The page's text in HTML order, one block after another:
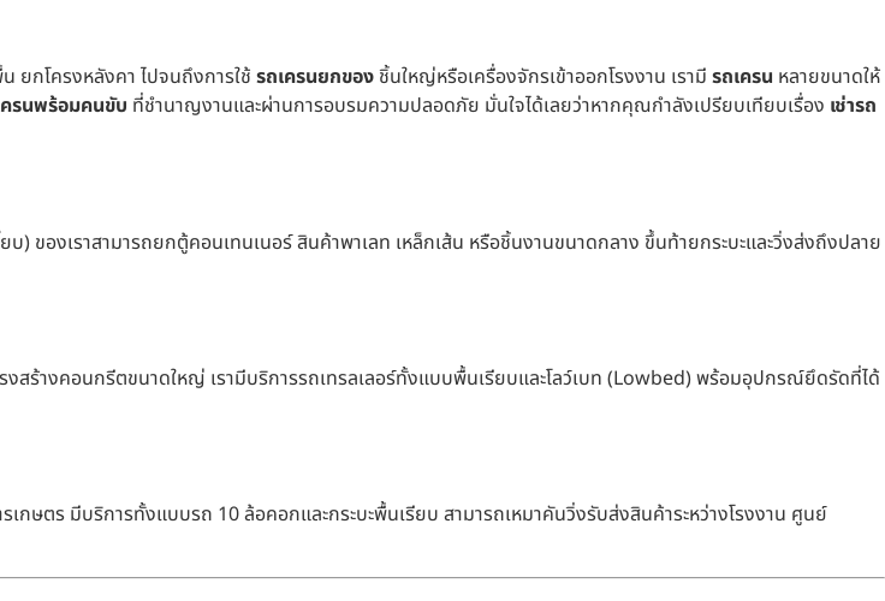
กโครงหลังคา ไปจนถึงการใช้ รถเครนยกของชิ้นใหญ่หรือเครื่องจักรเข้าออกโรงงาน เรามี รถเครน หลายขนาดให้
รนพร้อมคนขับ ที่ชำนาญงานและผ่านการอบรมความปลอดภัย มั่นใจได้เลยว่าหากคุณกำลังเปรียบเทียบเรื่อง เช่ารถ
ของเราสามารถยกตู้คอนเทนเนอร์ สินค้าพาเลท เหล็กเส้น หรือชิ้นงานขนาดกลาง ขึ้นท้ายกระบะและวิ่งส่งถึงปลาย
ร้างคอนกรีตขนาดใหญ่ เรามีบริการรถเทรลเลอร์ทั้งแบบพื้นเรียบและโลว์เบท (Lowbed) พร้อมอุปกรณ์ยึดรัดที่ได้
ษตร มีบริการทั้งแบบรถ 10 ล้อคอกและกระบะพื้นเรียบ สามารถเหมาคันวิ่งรับส่งสินค้าระหว่างโรงงาน ศูนย์